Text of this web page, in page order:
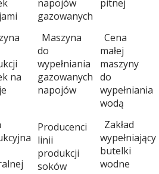
napojów
gazowanych
pitnej
na
Maszyna
do
wypełniania
gazowanych
napojów
Cena
małej
maszyny
do
wypełniania
wodą
Producenci
linii
produkcji
soków
Zakład
wypełniający
butelki
wodne